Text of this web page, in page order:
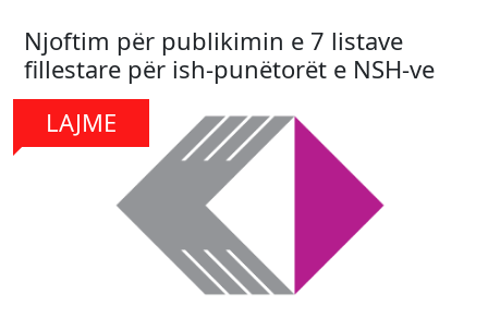
Njoftim për publikimin e 7 listave
fillestare për ish-punëtorët e NSH-ve
LAJME